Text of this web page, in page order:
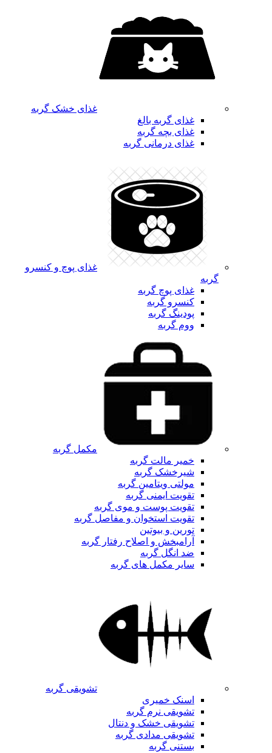
غذای خشک گربه
غذای گربه بالغ
غذای بچه گربه
غذای درمانی گربه
غذای پوچ و کنسرو
گربه
غذای پوچ گربه
کنسرو گربه
پودینگ گربه
ووم گربه
مکمل گربه
خمیر مالت گربه
شیرخشک گربه
مولتی ویتامین گربه
تقویت ایمنی گربه
تقویت پوست و موی گربه
تقویت استخوان و مفاصل گربه
تورین و بیوتین
آرامبخش و اصلاح رفتار گربه
ضد انگل گربه
سایر مکمل های گربه
تشویقی گربه
اسنک خمیری
تشویقی نرم گربه
تشویقی خشک و دنتال
تشویقی مدادی گربه
بستنی گربه